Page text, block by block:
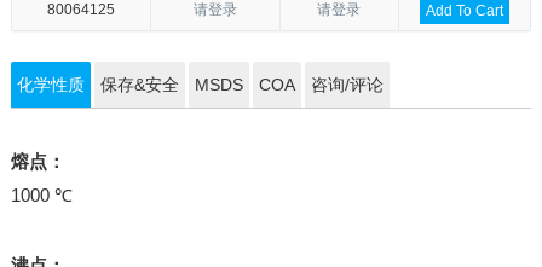
80064125 请登录 请登录 Add To Cart
化学性质 保存&安全 MSDS COA 咨询/评论
熔点：
1000 ℃